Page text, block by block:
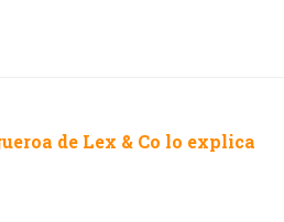
de Lex & Co lo explica